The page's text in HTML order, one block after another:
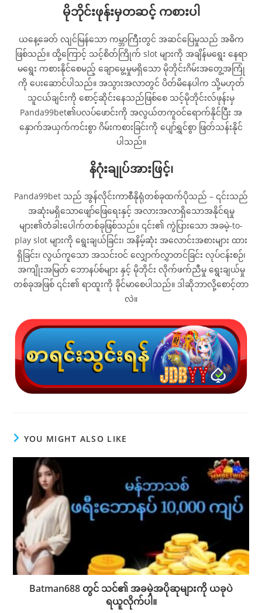
မိုဘိုင်းဖုန်းမှတဆင့် ကစားပါ
ယနေ့ခေတ် လျင်မြန်သော ကမ္ဘာကြီးတွင် အဆင်ပြေမှုသည် အဓိက
ဖြစ်သည်။ ထို့ကြောင့် သင့်စိတ်ကြိုက် slot များကို အချိန်မရွေး နေရာ
မရွေး ကစားနိုင်စေမည့် ချောမွေ့မှုမရှိသော မိုဘိုင်းဂိမ်းအတွေ့အကြုံ
ကို ပေးဆောင်ပါသည်။ အသွားအလာတွင် ပိတ်မိနေပါက သို့မဟုတ်
သူငယ်ချင်းကို စောင့်ဆိုင်းနေသည်ဖြစ်စေ သင့်မိုဘိုင်းလ်ဖုန်းမှ
Panda99bet၏ပလပ်ဖောင်းကို အလွယ်တကူဝင်ရောက်နိုင်ပြီး အ
နှောက်အယှက်ကင်းစွာ ဂိမ်းကစားခြင်းကို ပျော်ရွှင်စွာ ဖြတ်သန်းနိုင်
ပါသည်။
နိဂုံးချုပ်အားဖြင့်၊
Panda99bet သည် အွန်လိုင်းကာစီနိုရုံတစ်ခုထက်ပိုသည် – ၎င်းသည်
အဆုံးမရှိသောဖျော်ဖြေရေးနှင့် အလားအလာရှိသောအနိုင်ရမှု
များ၏တံခါးပေါက်တစ်ခုဖြစ်သည်။ ၎င်း၏ ကွဲပြားသော အခမဲ့-to-
play slot များကို ရွေးချယ်ခြင်း၊ အနိမ့်ဆုံး အလောင်းအစားများ ထား
ရှိခြင်း၊ လွယ်ကူသော အသင်းဝင် လျှောက်လွှာတင်ခြင်း လုပ်ငန်းစဉ်၊
အကျိုးအမြတ် ဘောနပ်စ်များ နှင့် မိုဘိုင်း လိုက်ဖက်ညီမှု ရွေးချယ်မှု
တစ်ခုအဖြစ် ၎င်း၏ ရာထူးကို ခိုင်မာစေပါသည်။ ဒါဆိုဘာလို့စောင့်တာ
လဲ။
YOU MIGHT ALSO LIKE
Batman688 တွင် သင်၏ အခမဲ့အပိုဆုများကို ယခုပဲ
ရယူလိုက်ပါ။